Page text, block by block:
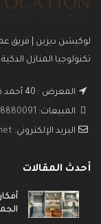
لوكيشن ديزين | فريق
تكنولوجيا المنازل الذكية
المعرض : 40 أحمد قاسم جوده - مدينة نصر
المبيعات:
البريد الإلكتروني:
أحدث المقالات